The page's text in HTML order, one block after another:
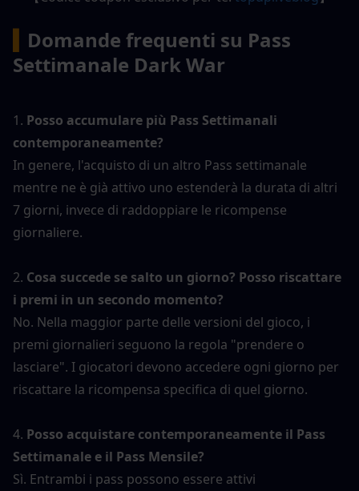
Domande frequenti su Pass
Settimanale Dark War
1. Posso accumulare più Pass Settimanali
contemporaneamente?
In genere, l'acquisto di un altro Pass settimanale
mentre ne è già attivo uno estenderà la durata di altri
7 giorni, invece di raddoppiare le ricompense
giornaliere.
2. Cosa succede se salto un giorno? Posso riscattare
i premi in un secondo momento?
No. Nella maggior parte delle versioni del gioco, i
premi giornalieri seguono la regola "prendere o
lasciare". I giocatori devono accedere ogni giorno per
riscattare la ricompensa specifica di quel giorno.
4. Posso acquistare contemporaneamente il Pass
Settimanale e il Pass Mensile?
Sì. Entrambi i pass possono essere attivi